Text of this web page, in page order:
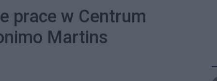
prace w Centrum
Martins